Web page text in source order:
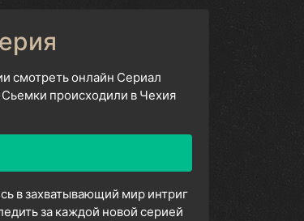
смотреть онлайн Сериал
происходили в Чехия
в захватывающий мир интриг
за каждой новой серией